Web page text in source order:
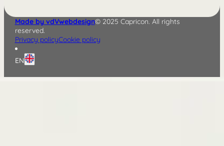
Made by vdVwebdesign© 2025 Capricon. All rights
reserved.
Privacy policyCookie policy
EN